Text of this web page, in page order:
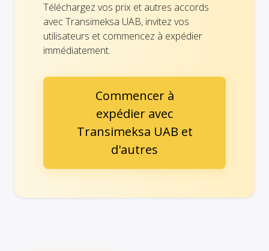
Téléchargez vos prix et autres accords
avec Transimeksa UAB, invitez vos
utilisateurs et commencez à expédier
immédiatement.
Commencer à
expédier avec
Transimeksa UAB et
d'autres